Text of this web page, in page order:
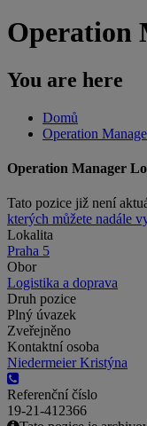
Operation
You are here
Domů
Operation
Operation Manager
Tato pozice již není
kterých můžete nadále
Lokalita
Praha 5
Obor
Logistika a doprava
Druh pozice
Plný úvazek
Zveřejněno
Kontaktní osoba
Niedermeier Kristýna
Referenční číslo
19-21-412366